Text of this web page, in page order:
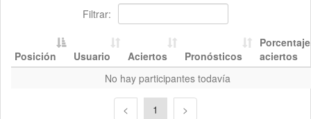
Filtrar:
Posición Usuario Aciertos Pronósticos
Porcentaje
aciertos
No hay participantes todavía
< 1 >